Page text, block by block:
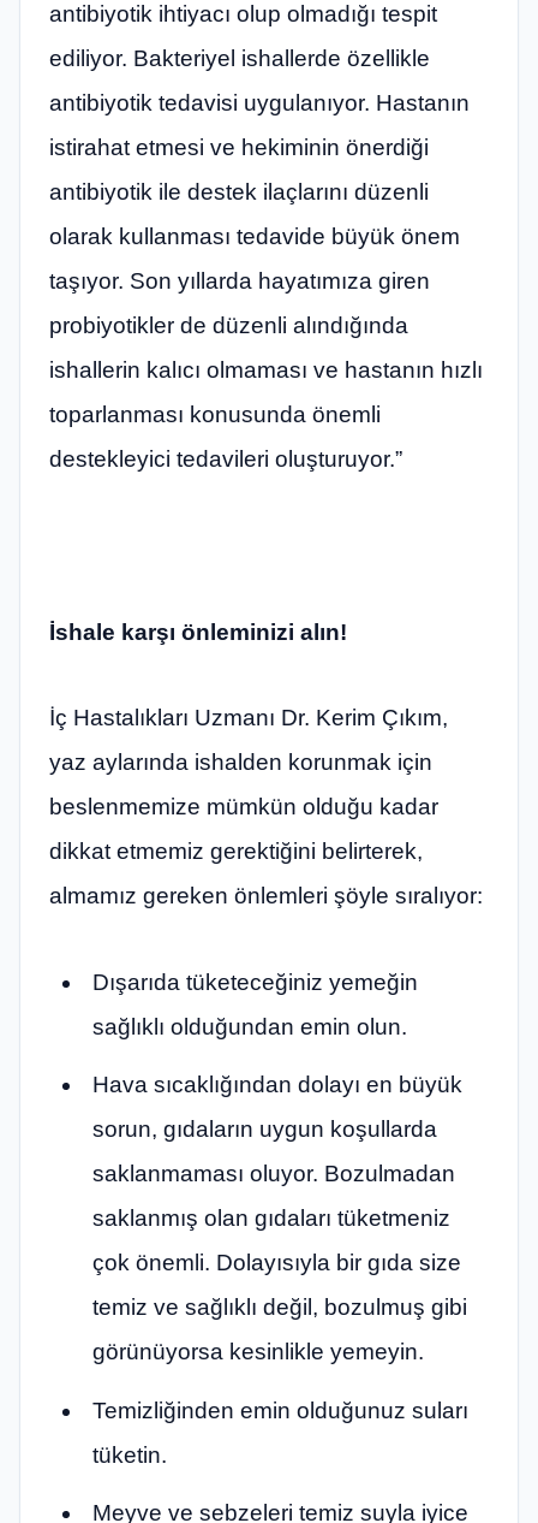
antibiyotik ihtiyacı olup olmadığı tespit
ediliyor. Bakteriyel ishallerde özellikle
antibiyotik tedavisi uygulanıyor. Hastanın
istirahat etmesi ve hekiminin önerdiği
antibiyotik ile destek ilaçlarını düzenli
olarak kullanması tedavide büyük önem
taşıyor. Son yıllarda hayatımıza giren
probiyotikler de düzenli alındığında
ishallerin kalıcı olmaması ve hastanın hızlı
toparlanması konusunda önemli
destekleyici tedavileri oluşturuyor.”
İshale karşı önleminizi alın!
İç Hastalıkları Uzmanı Dr. Kerim Çıkım,
yaz aylarında ishalden korunmak için
beslenmemize mümkün olduğu kadar
dikkat etmemiz gerektiğini belirterek,
almamız gereken önlemleri şöyle sıralıyor:
Dışarıda tüketeceğiniz yemeğin
sağlıklı olduğundan emin olun.
Hava sıcaklığından dolayı en büyük
sorun, gıdaların uygun koşullarda
saklanmaması oluyor. Bozulmadan
saklanmış olan gıdaları tüketmeniz
çok önemli. Dolayısıyla bir gıda size
temiz ve sağlıklı değil, bozulmuş gibi
görünüyorsa kesinlikle yemeyin.
Temizliğinden emin olduğunuz suları
tüketin.
Meyve ve sebzeleri temiz suyla iyice